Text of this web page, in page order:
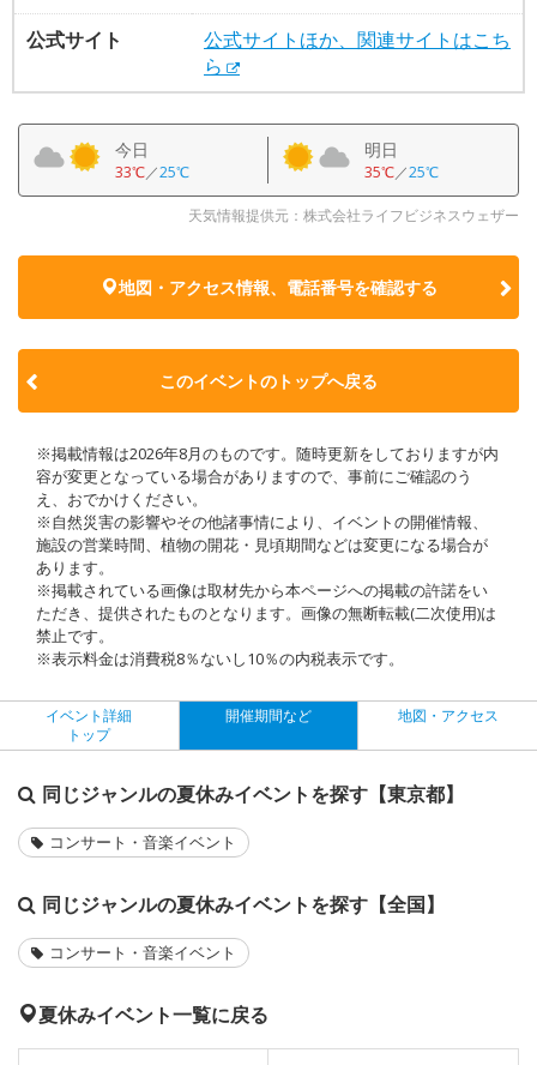
公式サイト
公式サイトほか、関連サイトはこち
ら
今日
33℃／25℃
明日
35℃／25℃
天気情報提供元：株式会社ライフビジネスウェザー
地図・アクセス情報、電話番号を確認する
このイベントのトップへ戻る
※掲載情報は2026年8月のものです。随時更新をしておりますが内
容が変更となっている場合がありますので、事前にご確認のう
え、おでかけください。
※自然災害の影響やその他諸事情により、イベントの開催情報、
施設の営業時間、植物の開花・見頃期間などは変更になる場合が
あります。
※掲載されている画像は取材先から本ページへの掲載の許諾をい
ただき、提供されたものとなります。画像の無断転載(二次使用)は
禁止です。
※表示料金は消費税8％ないし10％の内税表示です。
イベント詳細
トップ
開催期間など 地図・アクセス
同じジャンルの夏休みイベントを探す【東京都】
コンサート・音楽イベント
同じジャンルの夏休みイベントを探す【全国】
コンサート・音楽イベント
夏休みイベント一覧に戻る